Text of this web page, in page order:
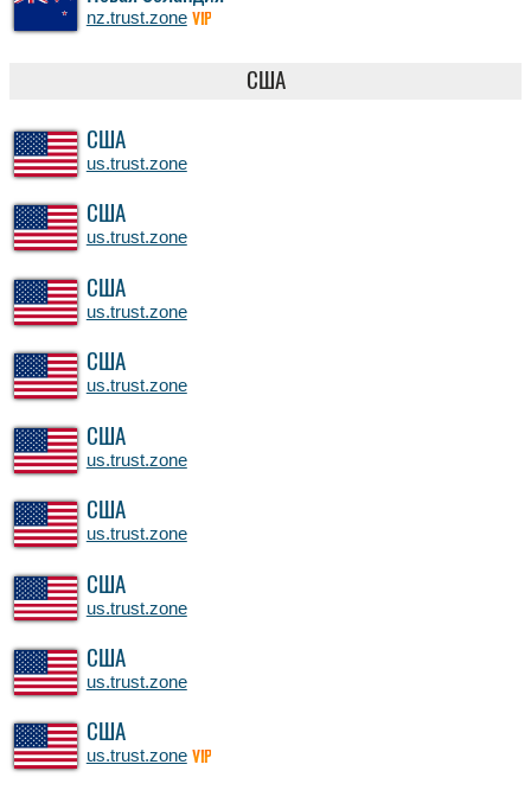
nz.trust.zone VIP
США
США
us.trust.zone
США
us.trust.zone
США
us.trust.zone
США
us.trust.zone
США
us.trust.zone
США
us.trust.zone
США
us.trust.zone
США
us.trust.zone
США
us.trust.zone VIP